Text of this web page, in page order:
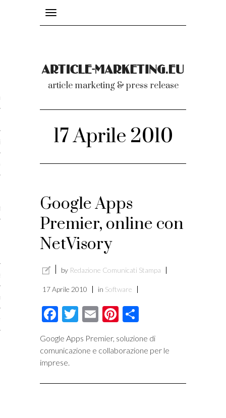
è l’article marketing
e stile di scrittura
per i publishers
Toggle
navigation
article marketing & press release
17 Aprile 2010
Google Apps
Premier, online con
NetVisory
by Redazione Comunicati Stampa
17 Aprile 2010 in Software
Facebook
Twitter
EmailPinterest
Google Apps Premier, soluzione di
comunicazione e collaborazione per le
imprese.